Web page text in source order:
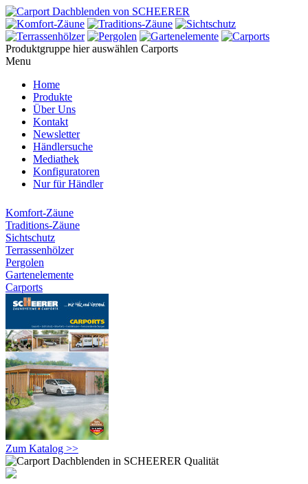
Produktgruppe hier auswählen Carports
Menu
Home
Produkte
Über Uns
Kontakt
Newsletter
Händlersuche
Mediathek
Konfiguratoren
Nur für Händler
Komfort-Zäune
Traditions-Zäune
Sichtschutz
Terrassenhölzer
Pergolen
Gartenelemente
Carports
Zum Katalog >>